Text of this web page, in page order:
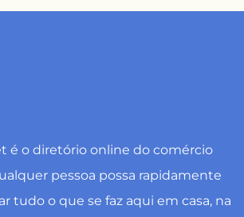
é o diretório online do comércio
pessoa possa rapidamente
tudo o que se faz aqui em casa, na